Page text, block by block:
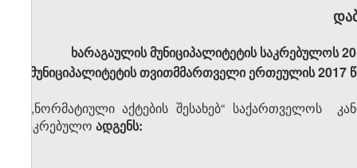
ხარაგაულის მუნიციპალიტეტის საკრებულოს
მუნიციპალიტეტის თვითმმართველი ერთეულის 2017
,,ნორმატიული აქტების შესახებ“ საქართველოს
საკრებულო ადგენს: